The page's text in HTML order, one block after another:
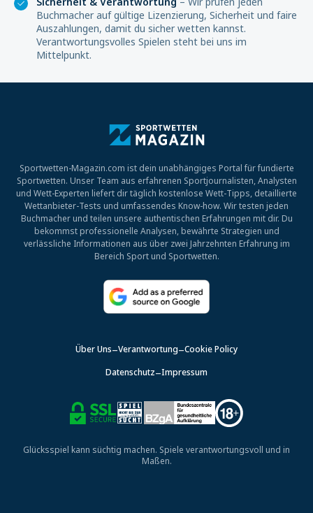
Buchmacher auf gültige Lizenzierung, Sicherheit und faire
Auszahlungen, damit du sicher wetten kannst.
Verantwortungsvolles Spielen steht bei uns im
Mittelpunkt.
Sportwetten-Magazin.com ist dein unabhängiges Portal für fundierte
Sportwetten. Unser Team aus erfahrenen Sportjournalisten, Analysten
und Wett-Experten liefert dir täglich kostenlose Wett-Tipps, detaillierte
Wettanbieter-Tests und umfassendes Know-how. Wir testen jeden
Buchmacher und teilen unsere authentischen Erfahrungen mit dir. Du
bekommst professionelle Analysen, bewährte Strategien und
verlässliche Informationen aus über zwei Jahrzehnten Erfahrung im
Bereich Sport und Sportwetten.
Über Uns Verantwortung Cookie Policy
Datenschutz Impressum
Glücksspiel kann süchtig machen. Spiele verantwortungsvoll und in
Maßen.